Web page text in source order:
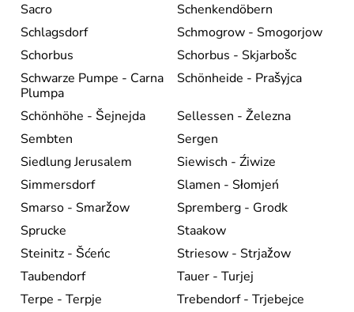
Sacro
Schenkendöbern
Schlagsdorf
Schmogrow - Smogorjow
Schorbus
Schorbus - Skjarbošc
Schwarze Pumpe - Carna
Plumpa
Schönheide - Prašyjca
Schönhöhe - Šejnejda
Sellessen - Železna
Sembten
Sergen
Siedlung Jerusalem
Siewisch - Źiwize
Simmersdorf
Slamen - Słomjeń
Smarso - Smaržow
Spremberg - Grodk
Sprucke
Staakow
Steinitz - Šćeńc
Striesow - Strjažow
Taubendorf
Tauer - Turjej
Terpe - Terpje
Trebendorf - Trjebejce